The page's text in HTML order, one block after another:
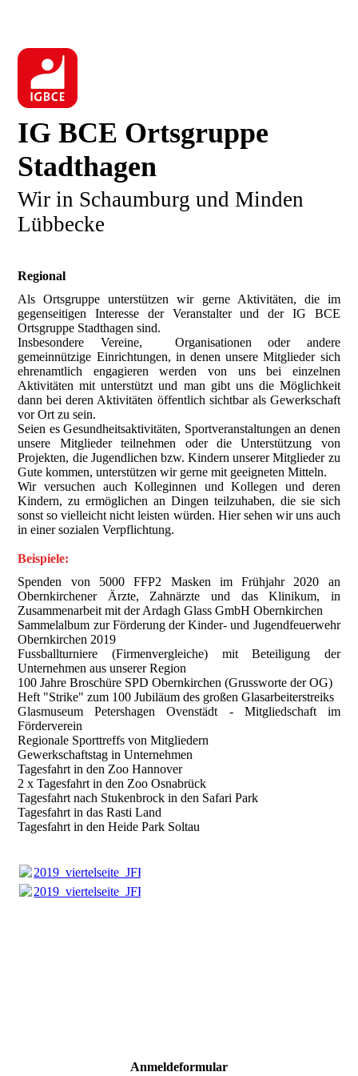
IG BCE Ortsgruppe
Stadthagen
Wir in Schaumburg und Minden
Lübbecke
Regional
Als Ortsgruppe unterstützen wir gerne Aktivitäten, die im
gegenseitigen Interesse der Veranstalter und der IG BCE
Ortsgruppe Stadthagen sind.
Insbesondere Vereine, Organisationen oder andere
gemeinnützige Einrichtungen, in denen unsere Mitglieder sich
ehrenamtlich engagieren werden von uns bei einzelnen
Aktivitäten mit unterstützt und man gibt uns die Möglichkeit
dann bei deren Aktivitäten öffentlich sichtbar als Gewerkschaft
vor Ort zu sein.
Seien es Gesundheitsaktivitäten, Sportveranstaltungen an denen
unsere Mitglieder teilnehmen oder die Unterstützung von
Projekten, die Jugendlichen bzw. Kindern unserer Mitglieder zu
Gute kommen, unterstützen wir gerne mit geeigneten Mitteln.
Wir versuchen auch Kolleginnen und Kollegen und deren
Kindern, zu ermöglichen an Dingen teilzuhaben, die sie sich
sonst so vielleicht nicht leisten würden. Hier sehen wir uns auch
in einer sozialen Verpflichtung.
Beispiele:
Spenden von 5000 FFP2 Masken im Frühjahr 2020 an
Obernkirchener Ärzte, Zahnärzte und das Klinikum, in
Zusammenarbeit mit der Ardagh Glass GmbH Obernkirchen
Sammelalbum zur Förderung der Kinder- und Jugendfeuerwehr
Obernkirchen 2019
Fussballturniere (Firmenvergleiche) mit Beteiligung der
Unternehmen aus unserer Region
100 Jahre Broschüre SPD Obernkirchen (Grussworte der OG)
Heft "Strike" zum 100 Jubiläum des großen Glasarbeiterstreiks
Glasmuseum Petershagen Ovenstädt - Mitgliedschaft im
Förderverein
Regionale Sporttreffs von Mitgliedern
Gewerkschaftstag in Unternehmen
Tagesfahrt in den Zoo Hannover
2 x Tagesfahrt in den Zoo Osnabrück
Tagesfahrt nach Stukenbrock in den Safari Park
Tagesfahrt in das Rasti Land
Tagesfahrt in den Heide Park Soltau
2019_viertelseite_JFFW_Obernkirchen_OG_Stadthagen.pdf
2019_viertelseite_JFFW_Obernkirchen_OG_Stadthagen.pdf
Anmeldeformular